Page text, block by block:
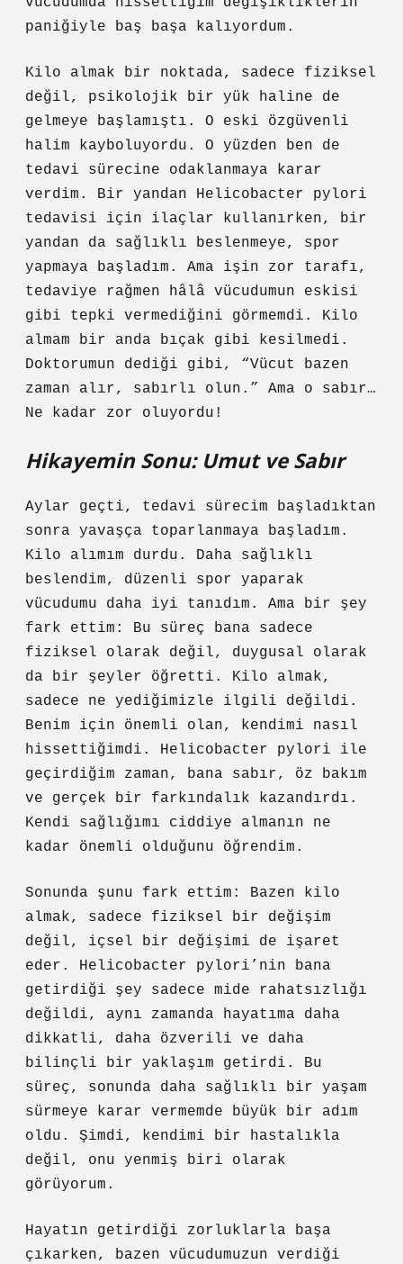
paniğiyle baş başa kalıyordum.
Kilo almak bir noktada, sadece fiziksel
değil, psikolojik bir yük haline de
gelmeye başlamıştı. O eski özgüvenli
halim kayboluyordu. O yüzden ben de
tedavi sürecine odaklanmaya karar
verdim. Bir yandan Helicobacter pylori
tedavisi için ilaçlar kullanırken, bir
yandan da sağlıklı beslenmeye, spor
yapmaya başladım. Ama işin zor tarafı,
tedaviye rağmen hâlâ vücudumun eskisi
gibi tepki vermediğini görmemdi. Kilo
almam bir anda bıçak gibi kesilmedi.
Doktorumun dediği gibi, “Vücut bazen
zaman alır, sabırlı olun.” Ama o sabır…
Ne kadar zor oluyordu!
Hikayemin Sonu: Umut ve Sabır
Aylar geçti, tedavi sürecim başladıktan
sonra yavaşça toparlanmaya başladım.
Kilo alımım durdu. Daha sağlıklı
beslendim, düzenli spor yaparak
vücudumu daha iyi tanıdım. Ama bir şey
fark ettim: Bu süreç bana sadece
fiziksel olarak değil, duygusal olarak
da bir şeyler öğretti. Kilo almak,
sadece ne yediğimizle ilgili değildi.
Benim için önemli olan, kendimi nasıl
hissettiğimdi. Helicobacter pylori ile
geçirdiğim zaman, bana sabır, öz bakım
ve gerçek bir farkındalık kazandırdı.
Kendi sağlığımı ciddiye almanın ne
kadar önemli olduğunu öğrendim.
Sonunda şunu fark ettim: Bazen kilo
almak, sadece fiziksel bir değişim
değil, içsel bir değişimi de işaret
eder. Helicobacter pylori’nin bana
getirdiği şey sadece mide rahatsızlığı
değildi, aynı zamanda hayatıma daha
dikkatli, daha özverili ve daha
bilinçli bir yaklaşım getirdi. Bu
süreç, sonunda daha sağlıklı bir yaşam
sürmeye karar vermemde büyük bir adım
oldu. Şimdi, kendimi bir hastalıkla
değil, onu yenmiş biri olarak
görüyorum.
Hayatın getirdiği zorluklarla başa
çıkarken, bazen vücudumuzun verdiği